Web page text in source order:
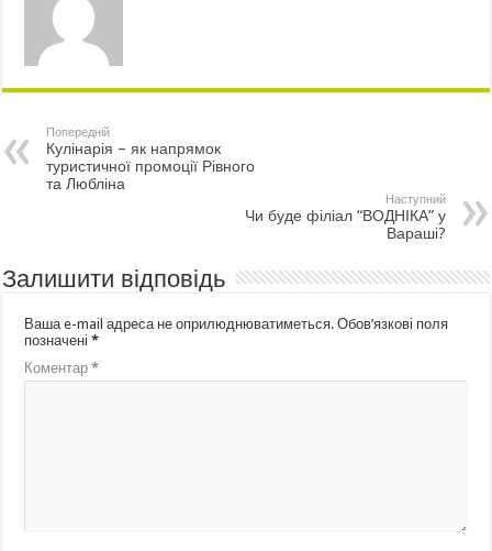
Попередній
Кулінарія – як напрямок
туристичної промоції Рівного
та Любліна
Наступний
Чи буде філіал “ВОДНІКА” у
Вараші?
Залишити відповідь
Ваша e-mail адреса не оприлюднюватиметься. Обов’язкові поля
позначені*
Коментар*